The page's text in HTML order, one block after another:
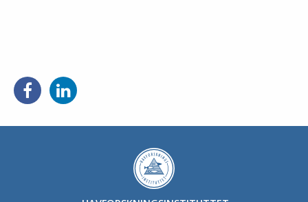
Del
på
Del
på